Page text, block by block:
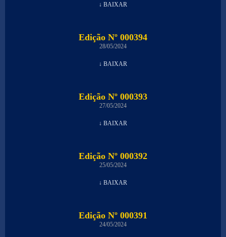
↓ BAIXAR
Edição Nº 000394
28/05/2024
↓ BAIXAR
Edição Nº 000393
27/05/2024
↓ BAIXAR
Edição Nº 000392
25/05/2024
↓ BAIXAR
Edição Nº 000391
24/05/2024